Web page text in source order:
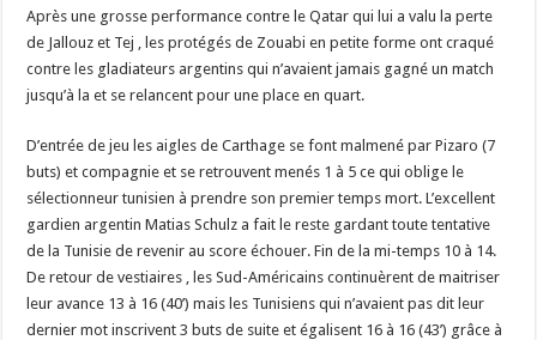
Après une grosse performance contre le Qatar qui lui a valu la perte
de Jallouz et Tej , les protégés de Zouabi en petite forme ont craqué
contre les gladiateurs argentins qui n’avaient jamais gagné un match
jusqu’à la et se relancent pour une place en quart.
D’entrée de jeu les aigles de Carthage se font malmené par Pizaro (7
buts) et compagnie et se retrouvent menés 1 à 5 ce qui oblige le
sélectionneur tunisien à prendre son premier temps mort. L’excellent
gardien argentin Matias Schulz a fait le reste gardant toute tentative
de la Tunisie de revenir au score échouer. Fin de la mi-temps 10 à 14.
De retour de vestiaires , les Sud-Américains continuèrent de maitriser
leur avance 13 à 16 (40’) mais les Tunisiens qui n’avaient pas dit leur
dernier mot inscrivent 3 buts de suite et égalisent 16 à 16 (43’) grâce à